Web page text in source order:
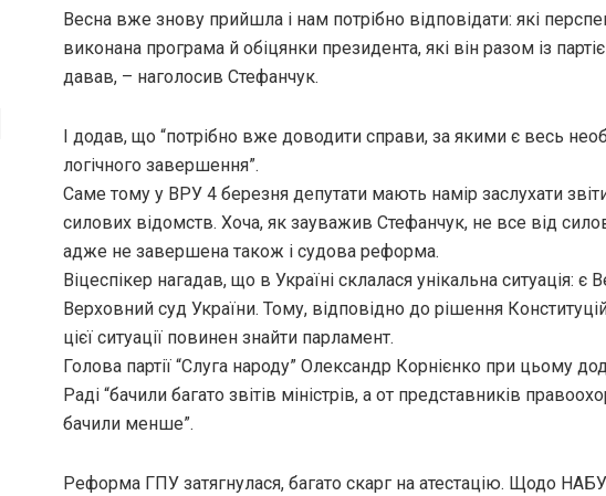
Весна вже знову прийшла і нам потрібно відповідати: які
виконана програма й обіцянки президента, які він разом із
давав, – наголосив Стефанчук.
І додав, що “потрібно вже доводити справи, за якими є весь
логічного завершення”.
Саме тому у ВРУ 4 березня депутати мають намір заслухати
силових відомств. Хоча, як зауважив Стефанчук, не все від
адже не завершена також і судова реформа.
Віцеспікер нагадав, що в Україні склалася унікальна ситуація: є
Верховний суд України. Тому, відповідно до рішення
цієї ситуації повинен знайти парламент.
Голова партії “Слуга народу” Олександр Корнієнко при цьому
Раді “бачили багато звітів міністрів, а от представників
бачили менше”.
Реформа ГПУ затягнулася, багато скарг на атестацію. Щодо